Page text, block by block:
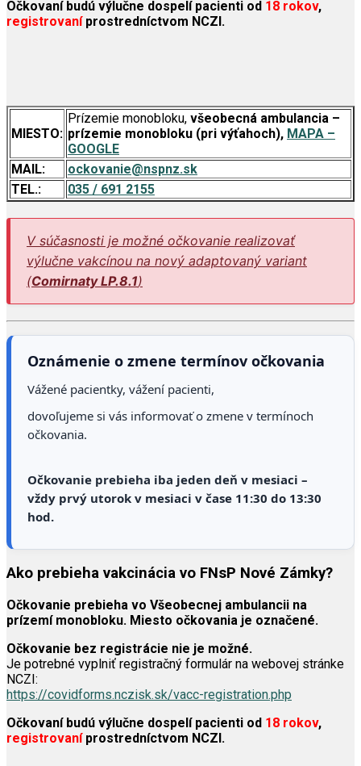
Očkovaní budú výlučne dospelí pacienti od 18 rokov,
registrovaníprostredníctvom NCZI.
MIESTO:
Prízemie monobloku, všeobecná ambulancia –
prízemie monobloku (pri výťahoch), MAPA –
GOOGLE
MAIL:
ockovanie@nspnz.sk
TEL.:
035 / 691 2155
V súčasnosti je možné očkovanie realizovať
výlučne vakcínou na nový adaptovaný variant
(Comirnaty LP.8.1)
Oznámenie o zmene termínov očkovania
Vážené pacientky, vážení pacienti,
dovoľujeme si vás informovať o zmene v termínoch
očkovania.
Očkovanie prebieha iba jeden deň v mesiaci –
vždy prvý utorok v mesiaci v čase 11:30 do 13:30
hod.
Ako prebieha vakcinácia vo FNsP Nové Zámky?
Očkovanie prebieha vo Všeobecnej ambulancii na
prízemí monobloku. Miesto očkovania je označené.
Očkovanie bez registrácie nie je možné.
Je potrebné vyplniť registračný formulár na webovej stránke
NCZI:
https://covidforms.nczisk.sk/vacc-registration.php
Očkovaní budú výlučne dospelí pacienti od 18 rokov,
registrovaníprostredníctvom NCZI.